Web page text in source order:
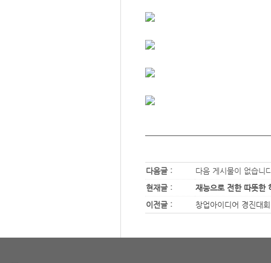
다음글 :
다음 게시물이 없습니
현재글 :
재능으로 전한 따뜻한
이전글 :
창업아이디어 경진대